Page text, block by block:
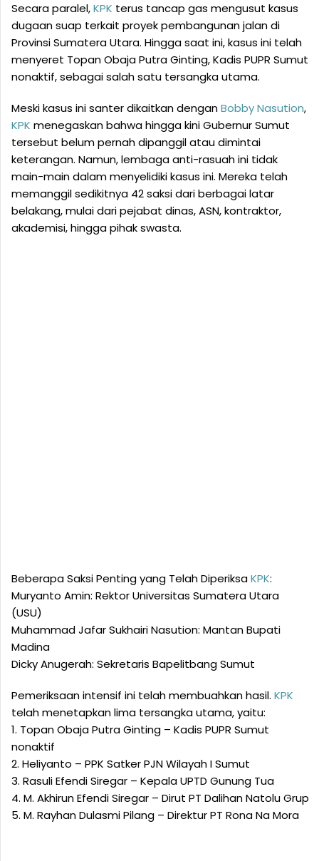
Secara paralel,KPK terus tancap gas mengusut kasus
dugaan suap terkait proyek pembangunan jalan di
Provinsi Sumatera Utara. Hingga saat ini, kasus ini telah
menyeret Topan Obaja Putra Ginting, Kadis PUPR Sumut
nonaktif, sebagai salah satu tersangka utama.
Meski kasus ini santer dikaitkan denganBobby Nasution,
KPK menegaskan bahwa hingga kini Gubernur Sumut
tersebut belum pernah dipanggil atau dimintai
keterangan. Namun, lembaga anti-rasuah ini tidak
main-main dalam menyelidiki kasus ini. Mereka telah
memanggil sedikitnya 42 saksi dari berbagai latar
belakang, mulai dari pejabat dinas, ASN, kontraktor,
akademisi, hingga pihak swasta.
Beberapa Saksi Penting yang Telah DiperiksaKPK:
Muryanto Amin: Rektor Universitas Sumatera Utara
(USU)
Muhammad Jafar Sukhairi Nasution: Mantan Bupati
Madina
Dicky Anugerah: Sekretaris Bapelitbang Sumut
Pemeriksaan intensif ini telah membuahkan hasil. KPK
telah menetapkan lima tersangka utama, yaitu:
1. Topan Obaja Putra Ginting – Kadis PUPR Sumut
nonaktif
2. Heliyanto – PPK Satker PJN Wilayah I Sumut
3. Rasuli Efendi Siregar – Kepala UPTD Gunung Tua
4. M. Akhirun Efendi Siregar – Dirut PT Dalihan Natolu Grup
5. M. Rayhan Dulasmi Pilang – Direktur PT Rona Na Mora